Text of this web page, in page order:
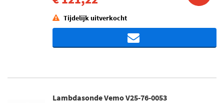
Tijdelijk uitverkocht
Lambdasonde Vemo V25-76-0053